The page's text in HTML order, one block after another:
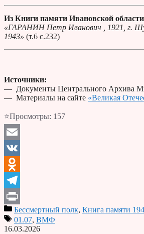
Из Книги памяти Ивановской области
«ГАРАНИН Петр Иванович , 1921, г.
1943» (т.6 с.232)
Источники:
— Документы Центрального Архива
— Материалы на сайте «Великая
⭐Просмотры: 157
Email
VK
Odnoklassniki
Telegram
PrintБессмертный полк, Книга памяти
01.07, ВМФ
16.03.2026